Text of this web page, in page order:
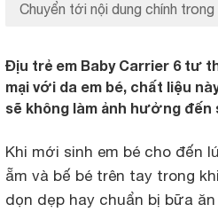
Chuyển tới nội dung chính trong
Địu trẻ em Baby Carrier 6 tư
mại với da em bé, chất liệu
sẽ không làm ảnh hưởng
Khi mới sinh em bé cho đến
ẵm và bế bé trên tay trong
dọn dẹp hay chuẩn bị bữa